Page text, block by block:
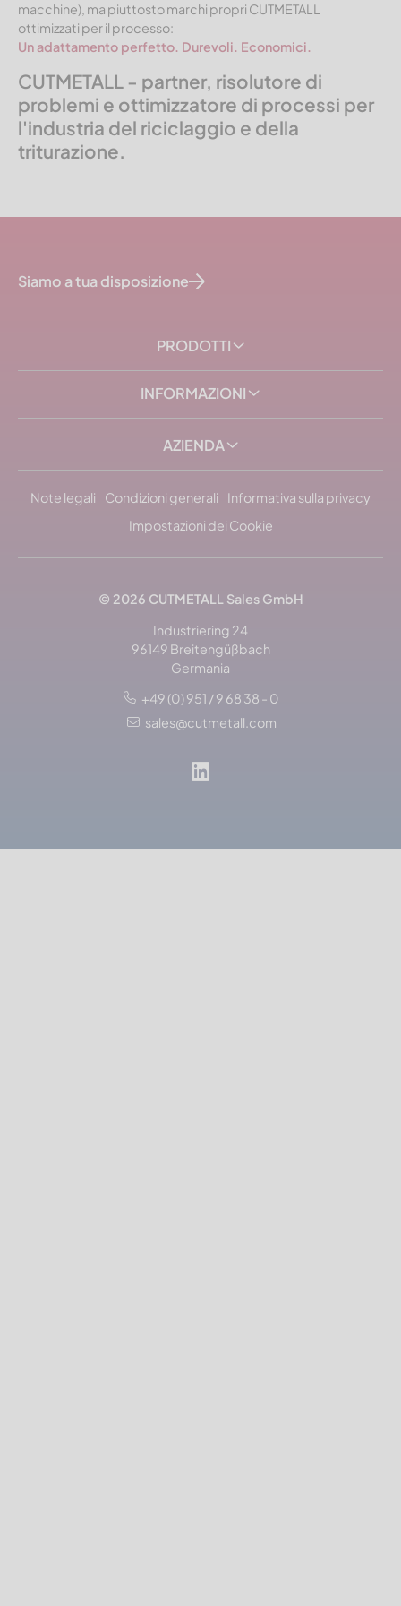
macchine), ma piuttosto marchi propri CUTMETALL
ottimizzati per il processo:
Un adattamento perfetto. Durevoli. Economici.
CUTMETALL - partner, risolutore di
problemi e ottimizzatore di processi per
l'industria del riciclaggio e della
triturazione.
Siamo a tua disposizione
PRODOTTI
INFORMAZIONI
AZIENDA
Note legali Condizioni generali
Informativa sulla privacy
Impostazioni dei Cookie
© 2026 CUTMETALL Sales GmbH
Industriering 24
96149 Breitengüßbach
Germania
+49 (0) 951 / 9 68 38 - 0
sales@cutmetall.com